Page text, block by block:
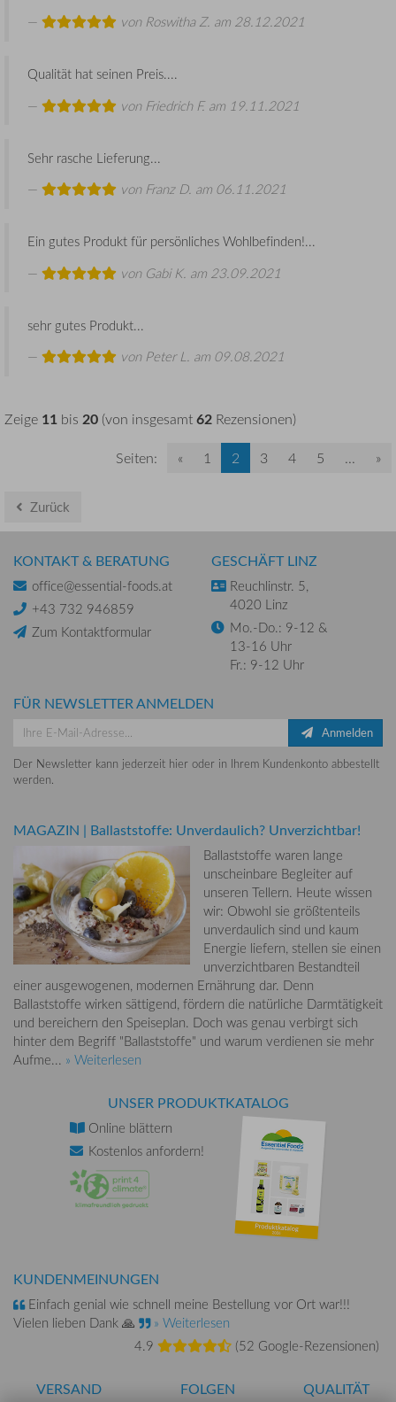
von Roswitha Z. am 28.12.2021
Qualität hat seinen Preis....
von Friedrich F.am 19.11.2021
Sehr rasche Lieferung...
von Franz D. am 06.11.2021
Ein gutes Produkt für persönliches Wohlbefinden!...
von Gabi K. am 23.09.2021
sehr gutes Produkt...
von Peter L. am 09.08.2021
Zeige 11 bis 20 (von insgesamt62 Rezensionen)
Seiten:
« 1 2 3 4 5 ... »
Zurück
KONTAKT & BERATUNG
office@essential-foods.at
+43 732 946859
Zum Kontaktformular
GESCHÄFT LINZ
Reuchlinstr. 5,
4020 Linz
Mo.-Do.: 9-12 &
13-16 Uhr
Fr.: 9-12 Uhr
FÜR NEWSLETTER ANMELDEN
Anmelden
Der Newsletter kann jederzeit hier oder in Ihrem Kundenkonto abbestellt
werden.
MAGAZIN | Ballaststoffe: Unverdaulich? Unverzichtbar!
Ballaststoffe waren lange
unscheinbare Begleiter auf
unseren Tellern. Heute wissen
wir: Obwohl sie größtenteils
unverdaulich sind und kaum
Energie liefern, stellen sie einen
unverzichtbaren Bestandteil
einer ausgewogenen, modernen Ernährung dar. Denn
Ballaststoffe wirken sättigend, fördern die natürliche Darmtätigkeit
und bereichern den Speiseplan. Doch was genau verbirgt sich
hinter dem Begriff "Ballaststoffe" und warum verdienen sie mehr
Aufme... » Weiterlesen
UNSER PRODUKTKATALOG
Online blättern
Kostenlos anfordern!
KUNDENMEINUNGEN
Einfach genial wie schnell meine Bestellung vor Ort war!!!
Vielen lieben Dank 🙏
» Weiterlesen
4.9
(52 Google-Rezensionen)
VERSAND FOLGEN QUALITÄT